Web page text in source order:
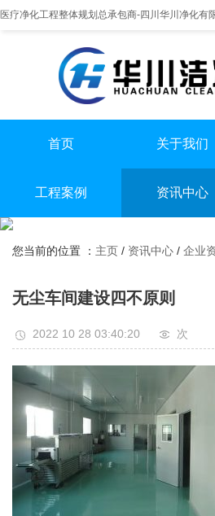
医疗净化工程整体规划总承包商-四川华川净化有
提供实医疗净化整体解决方案
首页 关于我们
工程案例
无尘车间
资讯中心
您当前的位置 ： 主页 / 资讯中心 / 企业
无尘车间建设四不原则
2022 10 28 03:40:20 次